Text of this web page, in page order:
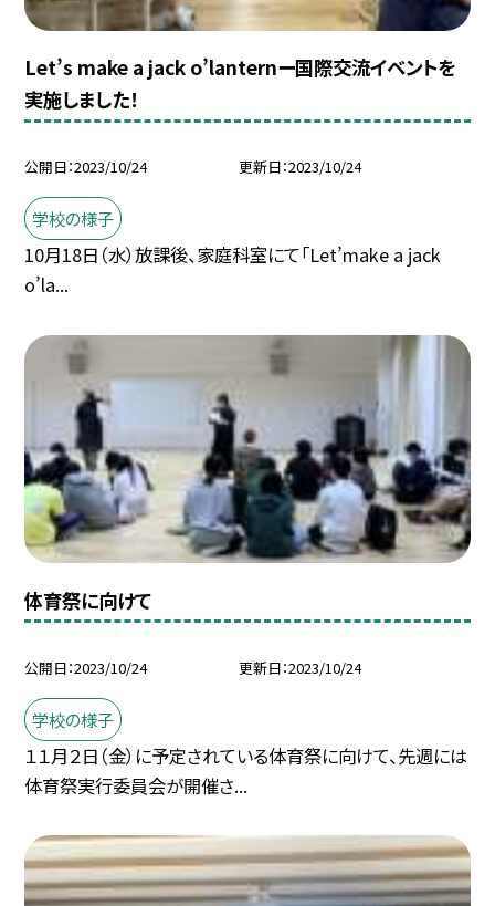
Let’s make a jack o’lanternー国際交流イベントを
実施しました！
公開日 2023/10/24 更新日 2023/10/24
学校の様子
10月18日（水）放課後、家庭科室にて「Let’make a jack
o’la...
体育祭に向けて
公開日 2023/10/24 更新日 2023/10/24
学校の様子
１１月２日（金）に予定されている体育祭に向けて、先週には
体育祭実行委員会が開催さ...